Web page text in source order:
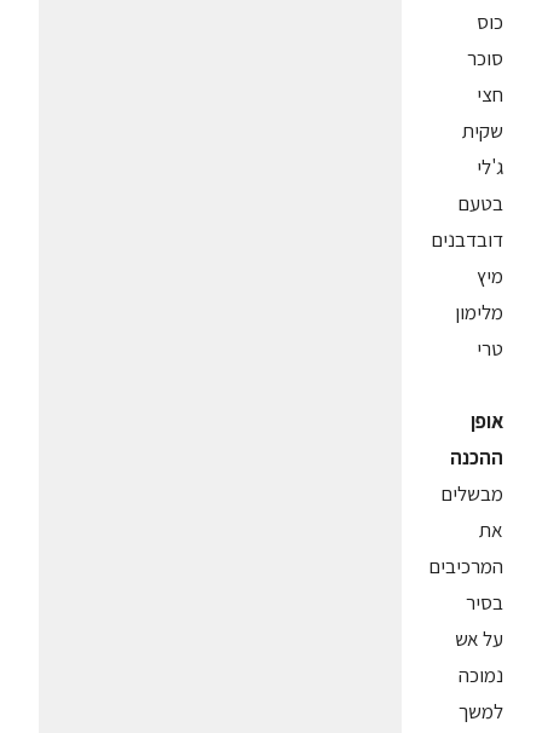
כוס
סוכר
חצי
שקית
ג'לי
בטעם
דובדבנים
מיץ
מלימון
טרי
אופן
ההכנה
מבשלים
את
המרכיבים
בסיר
על אש
נמוכה
למשך